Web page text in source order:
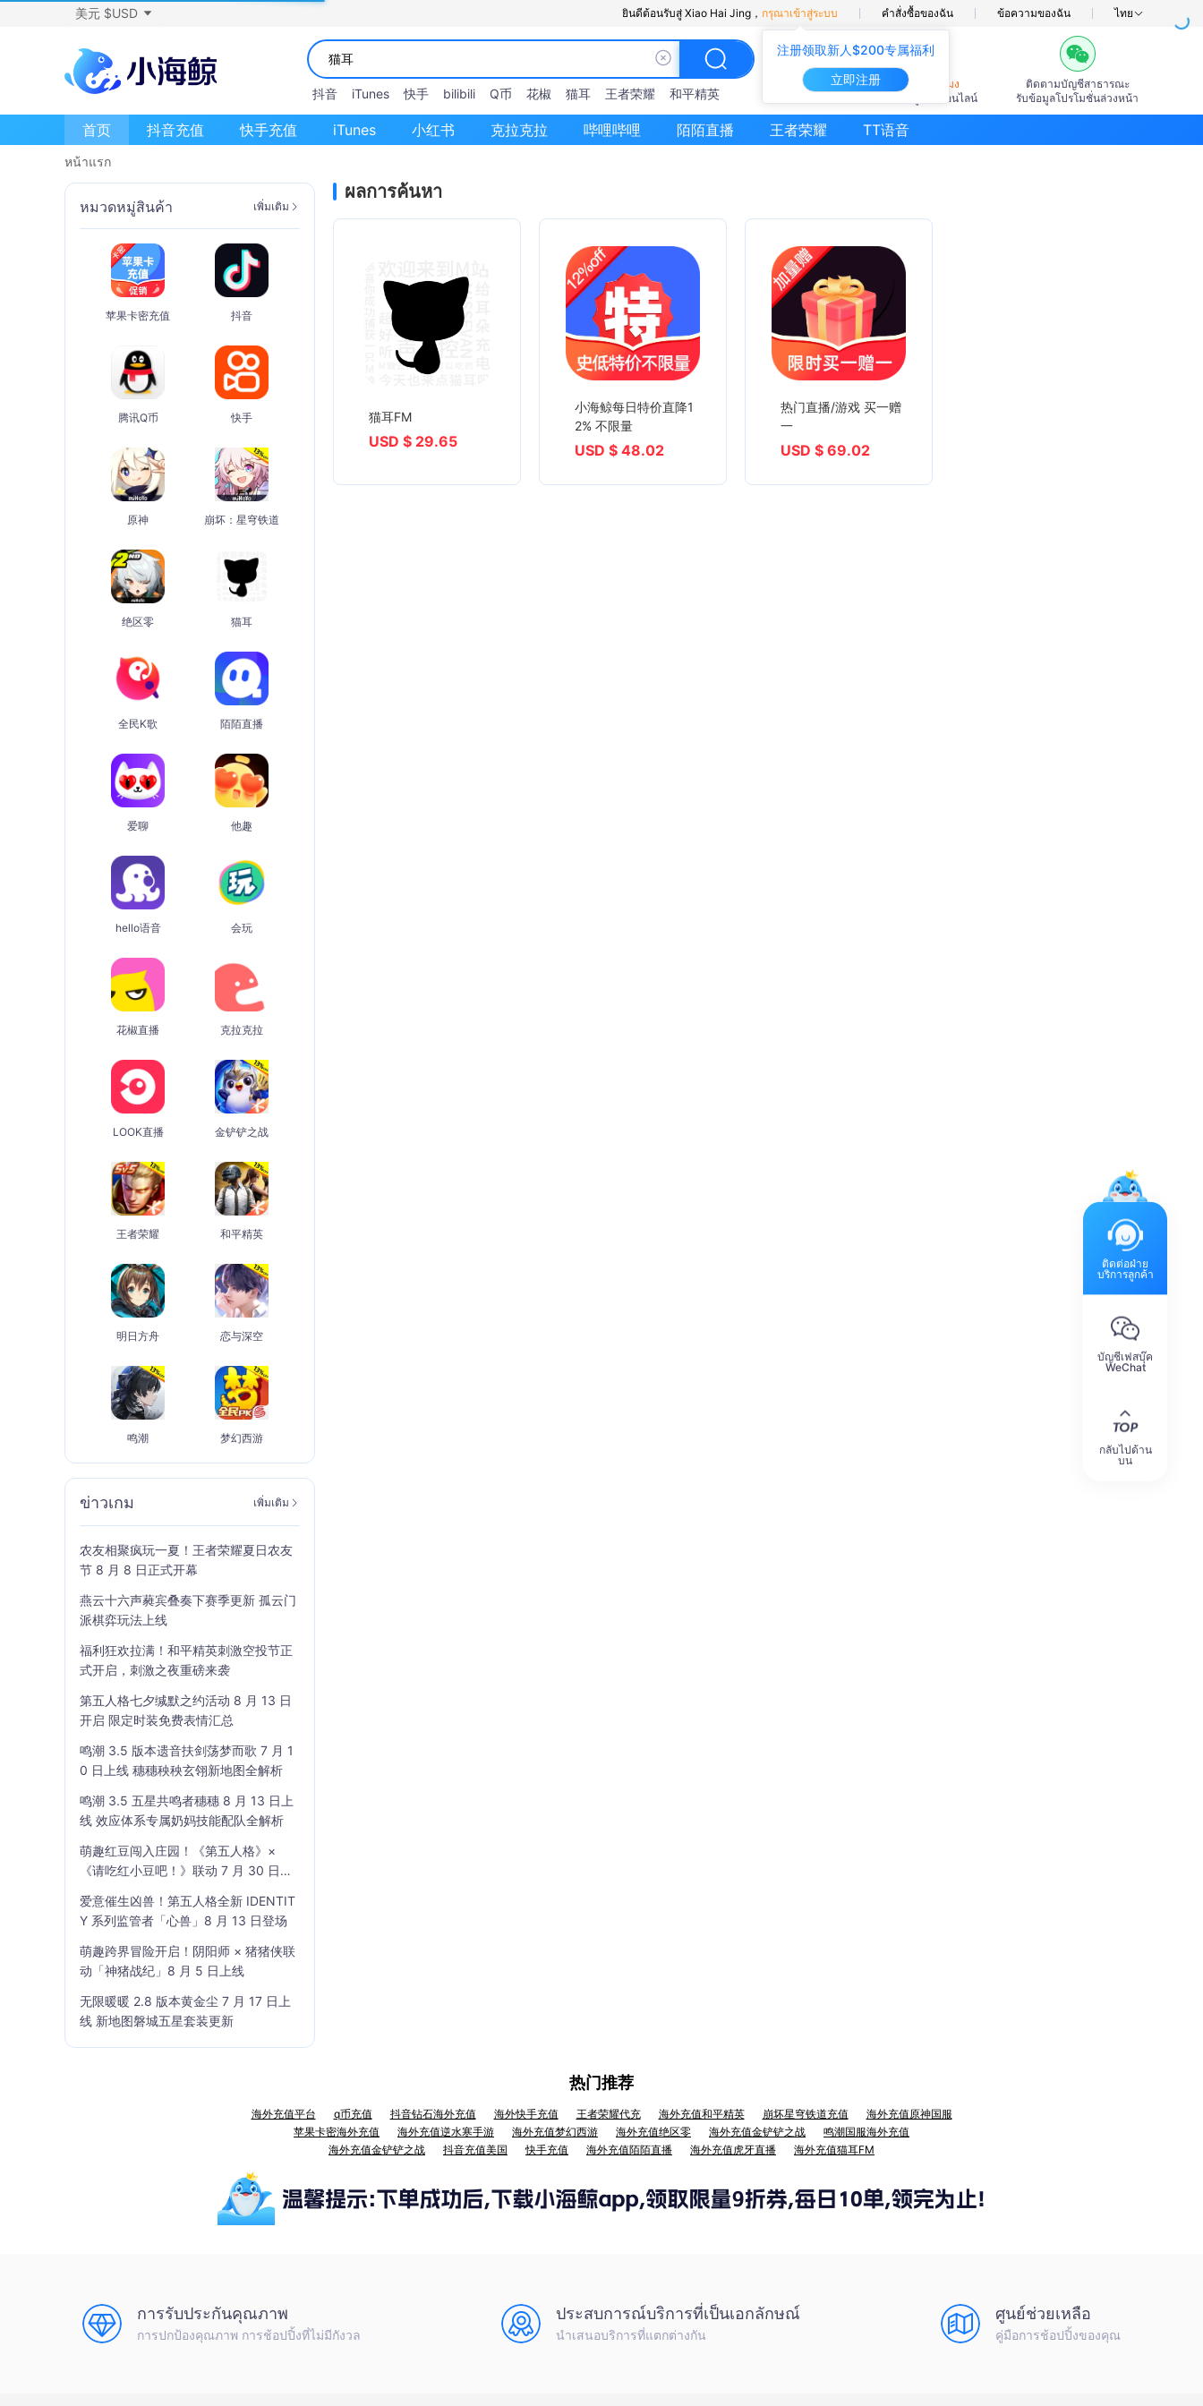
注册领取新人$200专属福利
立即注册
美元 $USD ยินดีต้อนรับสู่ Xiao Hai Jing， กรุณาเข้าสู่ระบบ คำสั่งซื้อของฉัน ข้อความของฉัน ไทย
抖音 iTunes 快手 bilibili Q币 花椒 猫耳 王者荣耀 和平精英
7×24ชั่วโมง
บริการลูกค้าออนไลน์
ติดตามบัญชีสาธารณะ
รับข้อมูลโปรโมชั่นล่วงหน้า
首页 抖音充值 快手充值 iTunes 小红书 克拉克拉 哔哩哔哩 陌陌直播 王者荣耀 TT语音
หน้าแรก
หมวดหมู่สินค้า เพิ่มเติม
苹果卡密充值 抖音
腾讯Q币 快手
原神 崩坏：星穹铁道
绝区零 猫耳
全民K歌 陌陌直播
爱聊 他趣
hello语音 会玩
花椒直播 克拉克拉
LOOK直播 金铲铲之战
王者荣耀 和平精英
明日方舟 恋与深空
鸣潮 梦幻西游
ข่าวเกม เพิ่มเติม
农友相聚疯玩一夏！王者荣耀夏日农友
节 8 月 8 日正式开幕
燕云十六声蕤宾叠奏下赛季更新 孤云门
派棋弈玩法上线
福利狂欢拉满！和平精英刺激空投节正
式开启，刺激之夜重磅来袭
第五人格七夕缄默之约活动 8 月 13 日
开启 限定时装免费表情汇总
鸣潮 3.5 版本遗音扶剑荡梦而歌 7 月 1
0 日上线 穗穗秧秧玄翎新地图全解析
鸣潮 3.5 五星共鸣者穗穗 8 月 13 日上
线 效应体系专属奶妈技能配队全解析
萌趣红豆闯入庄园！《第五人格》×
《请吃红小豆吧！》联动 7 月 30 日开
爱意催生凶兽！第五人格全新 IDENTIT
Y 系列监管者「心兽」8 月 13 日登场
萌趣跨界冒险开启！阴阳师 × 猪猪侠联
动「神猪战纪」8 月 5 日上线
无限暖暖 2.8 版本黄金尘 7 月 17 日上
线 新地图磐城五星套装更新
ผลการค้นหา
猫耳FM
USD $ 29.65
小海鲸每日特价直降1
2% 不限量
USD $ 48.02
热门直播/游戏 买一赠
一
USD $ 69.02
热门推荐
海外充值平台 q币充值 抖音钻石海外充值 海外快手充值 王者荣耀代充 海外充值和平精英 崩坏星穹铁道充值
海外充值原神国服
苹果卡密海外充值
海外充值逆水寒手游 海外充值梦幻西游 海外充值绝区零 海外充值金铲铲之战
鸣潮国服海外充值
海外充值金铲铲之战
抖音充值美国 快手充值 海外充值陌陌直播 海外充值虎牙直播 海外充值猫耳FM
การรับประกันคุณภาพ
การปกป้องคุณภาพ การช้อปปิ้งที่ไม่มีกังวล
ประสบการณ์บริการที่เป็นเอกลักษณ์
นำเสนอบริการที่แตกต่างกัน
ศูนย์ช่วยเหลือ
คู่มือการช้อปปิ้งของคุณ
ติดต่อฝ่าย
บริการลูกค้า
บัญชีเฟสบุ๊ค
WeChat
กลับไปด้าน
บน